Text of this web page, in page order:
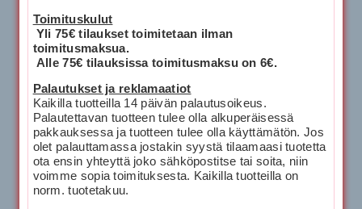
Toimituskulut
Yli 75€ tilaukset toimitetaan ilman
toimitusmaksua.
Alle 75€ tilauksissa toimitusmaksu on 6€.
Palautukset ja reklamaatiot
Kaikilla tuotteilla 14 päivän palautusoikeus.
Palautettavan tuotteen tulee olla alkuperäisessä
pakkauksessa ja tuotteen tulee olla käyttämätön. Jos
olet palauttamassa jostakin syystä tilaamaasi tuotetta
ota ensin yhteyttä joko sähköpostitse tai soita, niin
voimme sopia toimituksesta. Kaikilla tuotteilla on
norm. tuotetakuu.